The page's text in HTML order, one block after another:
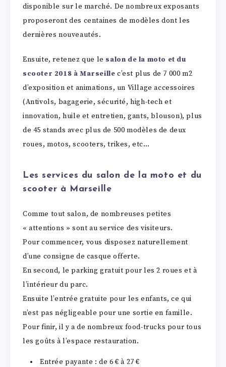
disponible sur le marché. De nombreux exposants
proposeront des centaines de modèles dont les
dernières nouveautés.
Ensuite, retenez que le salon de la moto et du
scooter 2018 à Marseille c’est plus de 7 000 m2
d’exposition et animations, un Village accessoires
(Antivols, bagagerie, sécurité, high-tech et
innovation, huile et entretien, gants, blouson), plus
de 45 stands avec plus de 500 modèles de deux
roues, motos, scooters, trikes, etc…
Les services du salon de la moto et du
scooter à Marseille
Comme tout salon, de nombreuses petites
« attentions » sont au service des visiteurs.
Pour commencer, vous disposez naturellement
d’une consigne de casque offerte.
En second, le parking gratuit pour les 2 roues et à
l’intérieur du parc.
Ensuite l’entrée gratuite pour les enfants, ce qui
n’est pas négligeable pour une sortie en famille.
Pour finir, il y a de nombreux food-trucks pour tous
les goûts à l’espace restauration.
Entrée payante : de 6 € à 27 €